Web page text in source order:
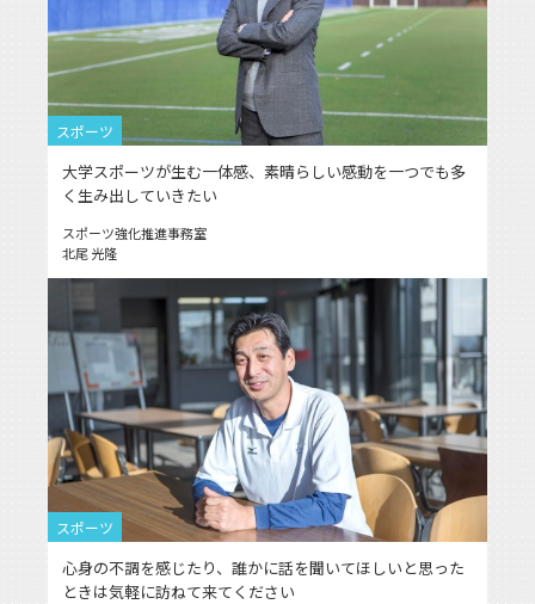
スポーツ
大学スポーツが生む一体感、素晴らしい感動を一つでも多
く生み出していきたい
スポーツ強化推進事務室
北尾 光隆
スポーツ
心身の不調を感じたり、誰かに話を聞いてほしいと思った
ときは気軽に訪ねて来てください